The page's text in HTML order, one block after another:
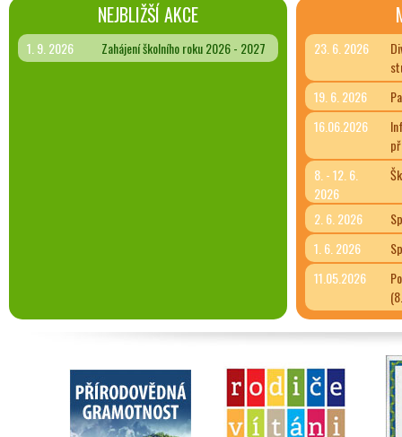
NEJBLIŽŠÍ AKCE
1. 9. 2026 Zahájení školního roku 2026 - 2027 23. 6. 2026
19. 6. 2026
16.06.2026
8. - 12. 6.
2026
2. 6. 2026
1. 6. 2026
11.05.2026